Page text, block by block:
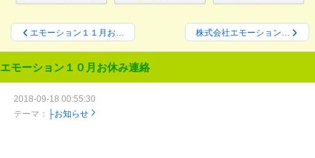
エモーション１１月お… 株式会社エモーション…
エモーション１０月お休み連絡
2018-09-18 00:55:30
テーマ：
├お知らせ